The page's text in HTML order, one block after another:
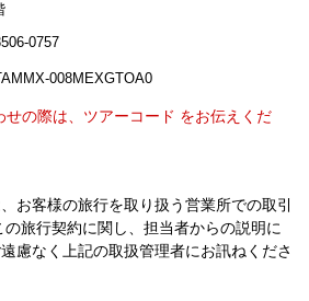
0757
008MEXGTOA0
の際は、ツアーコード をお伝えくだ
お客様の旅行を取り扱う営業所での取引
旅行契約に関し、担当者からの説明に
慮なく上記の取扱管理者にお訊ねくださ